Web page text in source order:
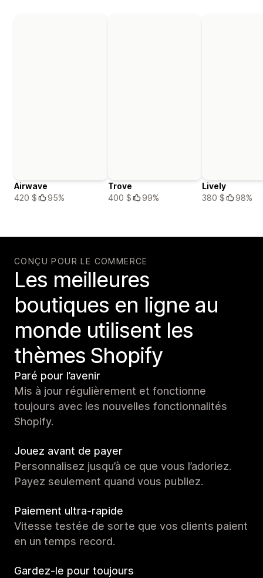
Airwave
420 $
95%
Trove
400 $
99%
Lively
380 $
98%
CONÇU POUR LE COMMERCE
Les meilleures
boutiques en ligne au
monde utilisent les
thèmes Shopify
Paré pour l’avenir
Mis à jour régulièrement et fonctionne
toujours avec les nouvelles fonctionnalités
Shopify.
Jouez avant de payer
Personnalisez jusqu’à ce que vous l’adoriez.
Payez seulement quand vous publiez.
Paiement ultra-rapide
Vitesse testée de sorte que vos clients paient
en un temps record.
Gardez-le pour toujours